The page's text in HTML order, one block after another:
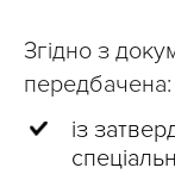
Згідно з
передбачена:
із